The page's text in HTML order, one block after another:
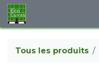
Se rendre au contenu
Tous les produits